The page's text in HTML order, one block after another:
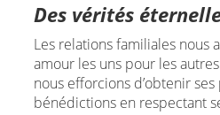
Des vérités
Les relations familiales nous
amour les uns pour les
nous efforcions d’obtenir
bénédictions en respectant